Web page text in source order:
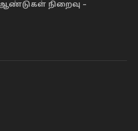
ஆண்டுகள் நிறைவு –